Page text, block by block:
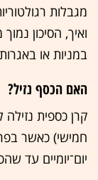
מגבלות
ואיך, הסיכון
במניות או
האם הכסף נזיל?
קרן כספית
חמישי) כאשר
יום־יומיים עד